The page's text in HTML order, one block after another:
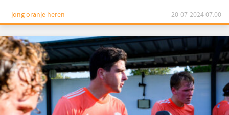
- jong oranje heren - 20-07-2024 07:00